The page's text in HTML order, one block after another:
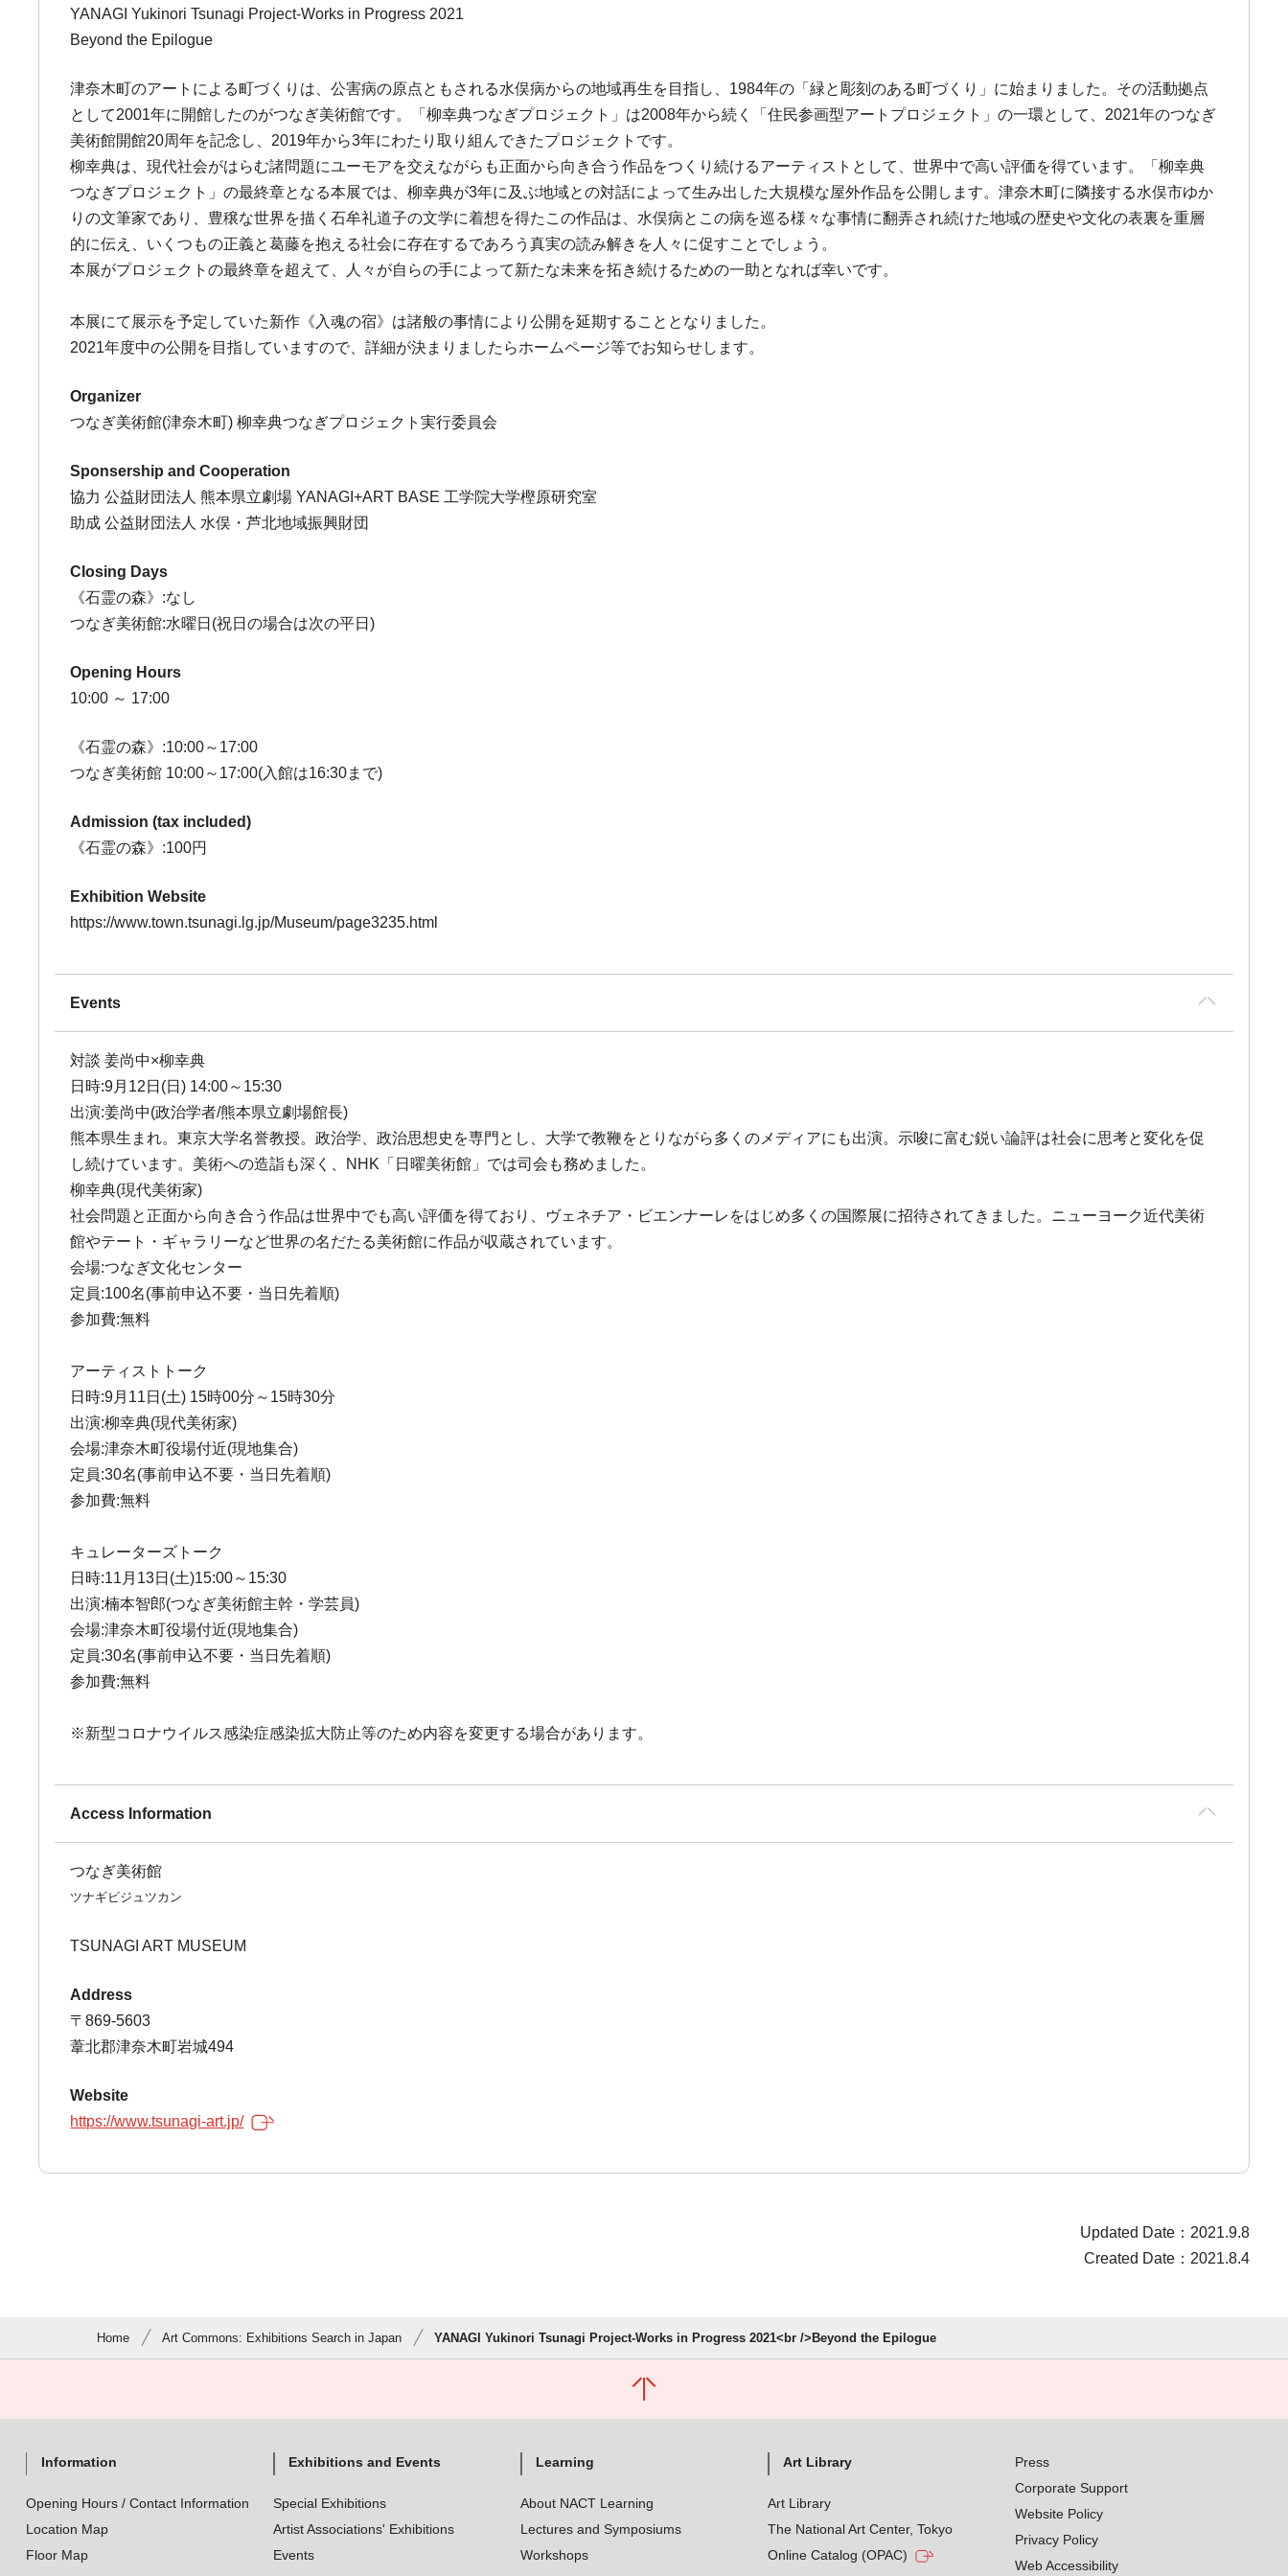
YANAGI Yukinori Tsunagi Project-Works in Progress 2021
Beyond the Epilogue
津奈木町のアートによる町づくりは、公害病の原点ともされる水俣病からの地域再生を目指し、1984年の「緑と彫刻のある町づくり」に始まりました。その活動拠点
として2001年に開館したのがつなぎ美術館です。「柳幸典つなぎプロジェクト」は2008年から続く「住民参画型アートプロジェクト」の一環として、2021年のつなぎ
美術館開館20周年を記念し、2019年から3年にわたり取り組んできたプロジェクトです。
柳幸典は、現代社会がはらむ諸問題にユーモアを交えながらも正面から向き合う作品をつくり続けるアーティストとして、世界中で高い評価を得ています。「柳幸典
つなぎプロジェクト」の最終章となる本展では、柳幸典が3年に及ぶ地域との対話によって生み出した大規模な屋外作品を公開します。津奈木町に隣接する水俣市ゆか
りの文筆家であり、豊穣な世界を描く石牟礼道子の文学に着想を得たこの作品は、水俣病とこの病を巡る様々な事情に翻弄され続けた地域の歴史や文化の表裏を重層
的に伝え、いくつもの正義と葛藤を抱える社会に存在するであろう真実の読み解きを人々に促すことでしょう。
本展がプロジェクトの最終章を超えて、人々が自らの手によって新たな未来を拓き続けるための一助となれば幸いです。
本展にて展示を予定していた新作《入魂の宿》は諸般の事情により公開を延期することとなりました。
2021年度中の公開を目指していますので、詳細が決まりましたらホームページ等でお知らせします。
Organizer
つなぎ美術館(津奈木町) 柳幸典つなぎプロジェクト実行委員会
Sponsership and Cooperation
協力 公益財団法人 熊本県立劇場 YANAGI+ART BASE 工学院大学樫原研究室
助成 公益財団法人 水俣・芦北地域振興財団
Closing Days
《石霊の森》:なし
つなぎ美術館:水曜日(祝日の場合は次の平日)
Opening Hours
10:00 ～ 17:00
《石霊の森》:10:00～17:00
つなぎ美術館 10:00～17:00(入館は16:30まで)
Admission (tax included)
《石霊の森》:100円
Exhibition Website
https://www.town.tsunagi.lg.jp/Museum/page3235.html
Events
対談 姜尚中×柳幸典
日時:9月12日(日) 14:00～15:30
出演:姜尚中(政治学者/熊本県立劇場館長)
熊本県生まれ。東京大学名誉教授。政治学、政治思想史を専門とし、大学で教鞭をとりながら多くのメディアにも出演。示唆に富む鋭い論評は社会に思考と変化を促
し続けています。美術への造詣も深く、NHK「日曜美術館」では司会も務めました。
柳幸典(現代美術家)
社会問題と正面から向き合う作品は世界中でも高い評価を得ており、ヴェネチア・ビエンナーレをはじめ多くの国際展に招待されてきました。ニューヨーク近代美術
館やテート・ギャラリーなど世界の名だたる美術館に作品が収蔵されています。
会場:つなぎ文化センター
定員:100名(事前申込不要・当日先着順)
参加費:無料
アーティストトーク
日時:9月11日(土) 15時00分～15時30分
出演:柳幸典(現代美術家)
会場:津奈木町役場付近(現地集合)
定員:30名(事前申込不要・当日先着順)
参加費:無料
キュレーターズトーク
日時:11月13日(土)15:00～15:30
出演:楠本智郎(つなぎ美術館主幹・学芸員)
会場:津奈木町役場付近(現地集合)
定員:30名(事前申込不要・当日先着順)
参加費:無料
※新型コロナウイルス感染症感染拡大防止等のため内容を変更する場合があります。
Access Information
つなぎ美術館
ツナギビジュツカン
TSUNAGI ART MUSEUM
Address
〒869-5603
葦北郡津奈木町岩城494
Website
https://www.tsunagi-art.jp/
Updated Date：2021.9.8
Created Date：2021.8.4
Home Art Commons: Exhibitions Search in Japan YANAGI Yukinori Tsunagi Project-Works in Progress 2021<br />Beyond the Epilogue
Information
Opening Hours / Contact Information
Location Map
Floor Map
Exhibitions and Events
Special Exhibitions
Artist Associations' Exhibitions
Events
Learning
About NACT Learning
Lectures and Symposiums
Workshops
Art Library
Art Library
The National Art Center, Tokyo
Online Catalog (OPAC)
Press
Corporate Support
Website Policy
Privacy Policy
Web Accessibility